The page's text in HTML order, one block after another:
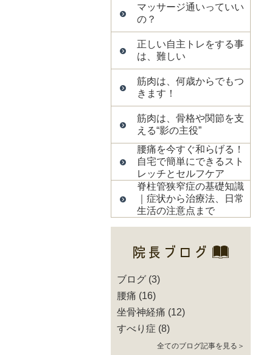
マッサージ通いっていい
の？
正しい自主トレをする事
は、難しい
筋肉は、何歳からでもつ
きます！
筋肉は、骨格や関節を支
える“影の主役”
腰痛を今すぐ和らげる！
自宅で簡単にできるスト
レッチとセルフケア
脊柱管狭窄症の基礎知識
｜症状から治療法、日常
生活の注意点まで
ブログ (3)
腰痛 (16)
坐骨神経痛 (12)
すべり症 (8)
全てのブログ記事を見る＞